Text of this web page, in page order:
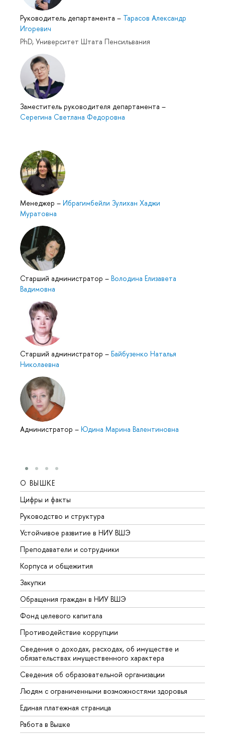
Руководитель департамента – Тарасов Александр
Игоревич
PhD, Университет Штата Пенсильвания
Заместитель руководителя департамента –
Серегина Светлана Федоровна
Менеджер – Ибрагимбейли Зулихан Хаджи
Муратовна
Старший администратор – Володина Елизавета
Вадимовна
Старший администратор – Байбузенко Наталья
Николаевна
Администратор – Юдина Марина Валентиновна
О ВЫШКЕ
Цифры и факты
Руководство и структура
Устойчивое развитие в НИУ ВШЭ
Преподаватели и сотрудники
Корпуса и общежития
Закупки
Обращения граждан в НИУ ВШЭ
Фонд целевого капитала
Противодействие коррупции
Сведения о доходах, расходах, об имуществе и
обязательствах имущественного характера
Сведения об образовательной организации
Людям с ограниченными возможностями здоровья
Единая платежная страница
Работа в Вышке